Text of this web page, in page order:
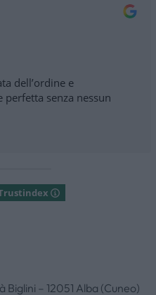
dell’ordine e
perfetta senza nessun
Biglini – 12051 Alba (Cuneo)